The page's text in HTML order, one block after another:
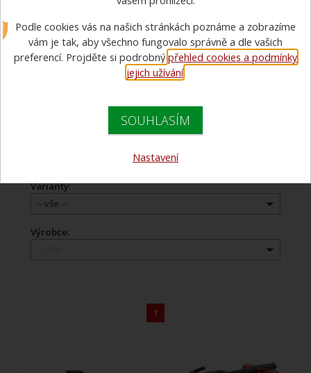
Doporučujeme
Názvu zboží
Názvu zboží
2 573 Kč - 41 692 Kč
Varianty:
-- vše --
Výrobce:
1
Podle cookies vás na našich stránkách poznáme a zobrazíme
vám je tak, aby všechno fungovalo správně a dle vašich
preferencí. Projděte si podrobnýpřehled cookies a podmínky
jejich užívání.
SOUHLASÍM
Nastavení